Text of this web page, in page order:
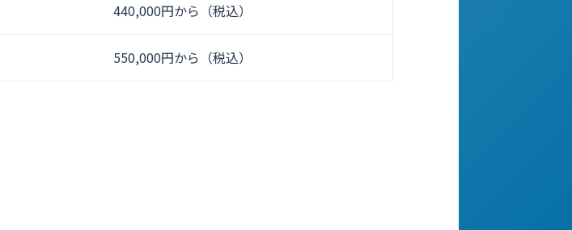
440,000円から（税込）
550,000円から（税込）